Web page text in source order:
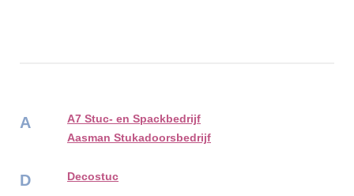
A
A7 Stuc- en Spackbedrijf
Aasman Stukadoorsbedrijf
D Decostuc